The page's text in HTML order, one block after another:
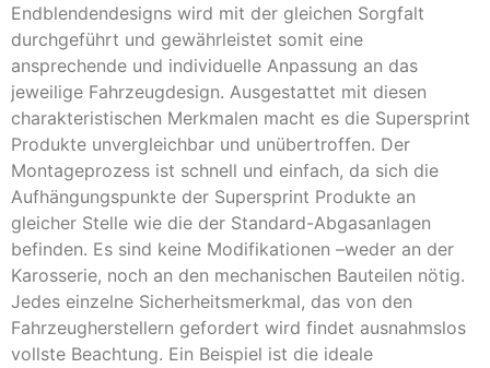
Endblendendesigns wird mit der gleichen Sorgfalt
durchgeführt und gewährleistet somit eine
ansprechende und individuelle Anpassung an das
jeweilige Fahrzeugdesign. Ausgestattet mit diesen
charakteristischen Merkmalen macht es die Supersprint
Produkte unvergleichbar und unübertroffen. Der
Montageprozess ist schnell und einfach, da sich die
Aufhängungspunkte der Supersprint Produkte an
gleicher Stelle wie die der Standard-Abgasanlagen
befinden. Es sind keine Modifikationen –weder an der
Karosserie, noch an den mechanischen Bauteilen nötig.
Jedes einzelne Sicherheitsmerkmal, das von den
Fahrzeugherstellern gefordert wird findet ausnahmslos
vollste Beachtung. Ein Beispiel ist die ideale